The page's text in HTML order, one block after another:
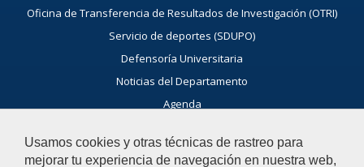
Usamos cookies y otras técnicas de rastreo para
mejorar tu experiencia de navegación en nuestra web,
Oficina de Transferencia de Resultados de Investigación (OTRI)
Servicio de deportes (SDUPO)
Defensoría Universitaria
Noticias del Departamento
Agenda
Ayúdanos a mejorar